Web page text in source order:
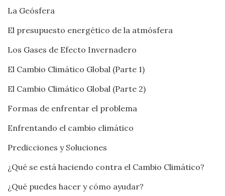
La Geósfera
El presupuesto energético de la atmósfera
Los Gases de Efecto Invernadero
El Cambio Climático Global (Parte 1)
El Cambio Climático Global (Parte 2)
Formas de enfrentar el problema
Enfrentando el cambio climático
Predicciones y Soluciones
¿Qué se está haciendo contra el Cambio Climático?
¿Qué puedes hacer y cómo ayudar?